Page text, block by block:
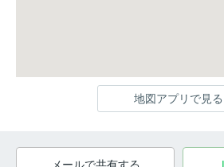
地図アプリで見る